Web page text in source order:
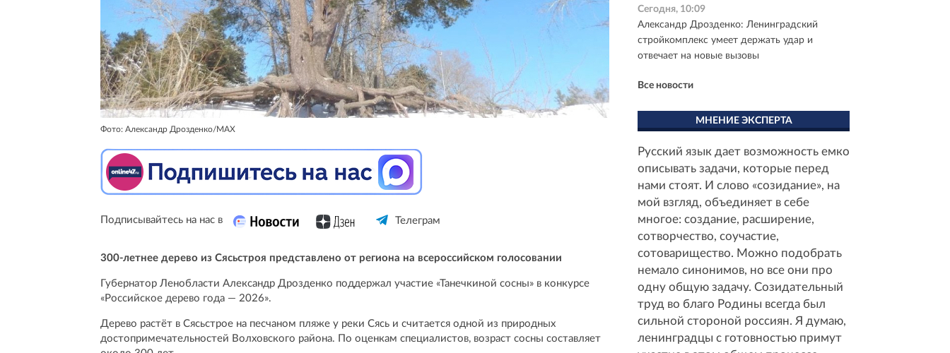
Фото: Александр Дрозденко/MAX
Подписывайтесь на нас в Телеграм
300-летнее дерево из Сясьстроя представлено от региона на всероссийском голосовании
Губернатор Ленобласти Александр Дрозденко поддержал участие «Танечкиной сосны» в конкурсе
«Российское дерево года — 2026».
Дерево растёт в Сясьстрое на песчаном пляже у реки Сясь и считается одной из природных
достопримечательностей Волховского района. По оценкам специалистов, возраст сосны составляет
Сегодня, 10:09
Александр Дрозденко: Ленинградский
стройкомплекс умеет держать удар и
отвечает на новые вызовы
Все новости
МНЕНИЕ ЭКСПЕРТА
Русский язык дает возможность емко
описывать задачи, которые перед
нами стоят. И слово «созидание», на
мой взгляд, объединяет в себе
многое: создание, расширение,
сотворчество, соучастие,
сотоварищество. Можно подобрать
немало синонимов, но все они про
одну общую задачу. Созидательный
труд во благо Родины всегда был
сильной стороной россиян. Я думаю,
ленинградцы с готовностью примут